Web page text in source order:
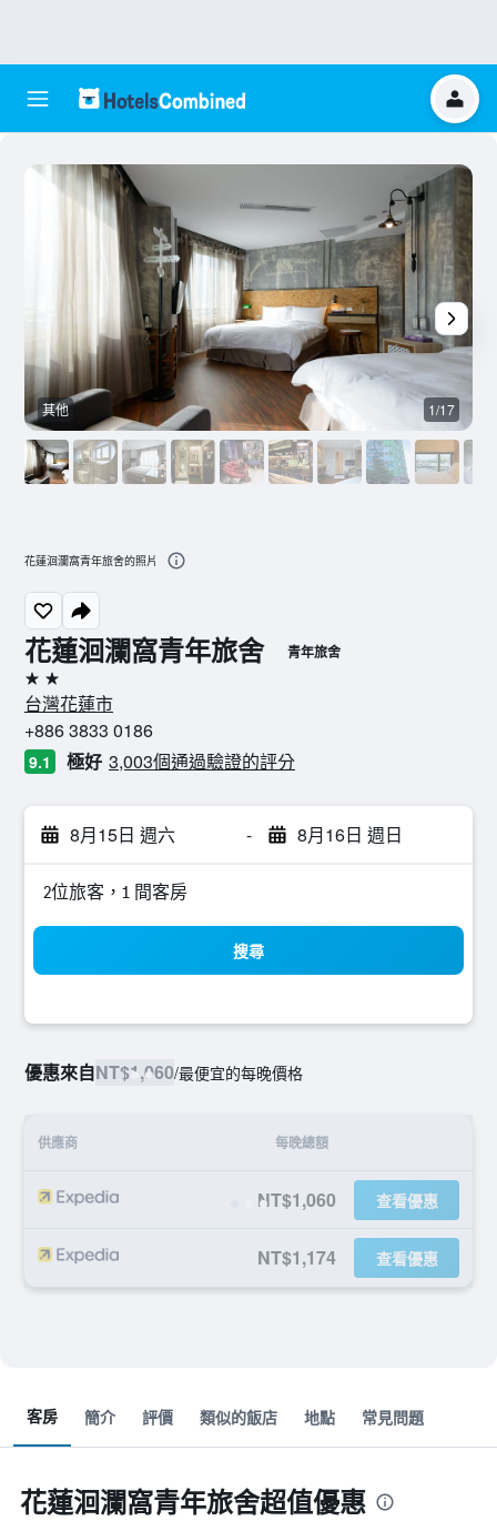
花蓮洄瀾窩青年旅舍 青年旅舍
2星級
台灣花蓮市
+886 3833 0186
9.1 極好 3,003個通過驗證的評分
8月15日 週六 - 8月16日 週日
2位旅客，1 間客房
搜尋
優惠來自NT$1,060/最便宜的每晚價格
供應商 每晚總額
NT$1,060 查看優惠
NT$1,174 查看優惠
其他 1/17
花蓮洄瀾窩青年旅舍的照片
客房 簡介 評價 類似的飯店 地點 常見問題
花蓮洄瀾窩青年旅舍超值優惠